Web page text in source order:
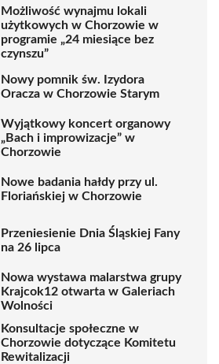
Możliwość wynajmu lokali
użytkowych w Chorzowie w
programie „24 miesiące bez
czynszu”
Nowy pomnik św. Izydora
Oracza w Chorzowie Starym
Wyjątkowy koncert organowy
„Bach i improwizacje” w
Chorzowie
Nowe badania hałdy przy ul.
Floriańskiej w Chorzowie
Przeniesienie Dnia Śląskiej Fany
na 26 lipca
Nowa wystawa malarstwa grupy
Krajcok12 otwarta w Galeriach
Wolności
Konsultacje społeczne w
Chorzowie dotyczące Komitetu
Rewitalizacji